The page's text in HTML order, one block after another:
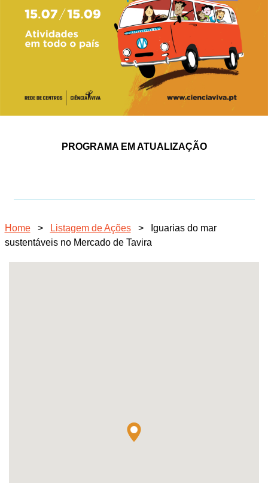
PROGRAMA EM ATUALIZAÇÃO
Home > Listagem de Ações >
Iguarias do mar
sustentáveis no Mercado de Tavira